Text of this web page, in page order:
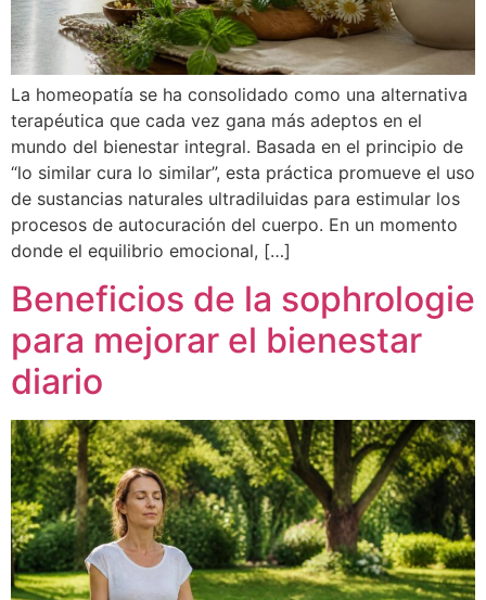
La homeopatía se ha consolidado como una alternativa
terapéutica que cada vez gana más adeptos en el
mundo del bienestar integral. Basada en el principio de
“lo similar cura lo similar”, esta práctica promueve el uso
de sustancias naturales ultradiluidas para estimular los
procesos de autocuración del cuerpo. En un momento
donde el equilibrio emocional, […]
Beneficios de la sophrologie
para mejorar el bienestar
diario